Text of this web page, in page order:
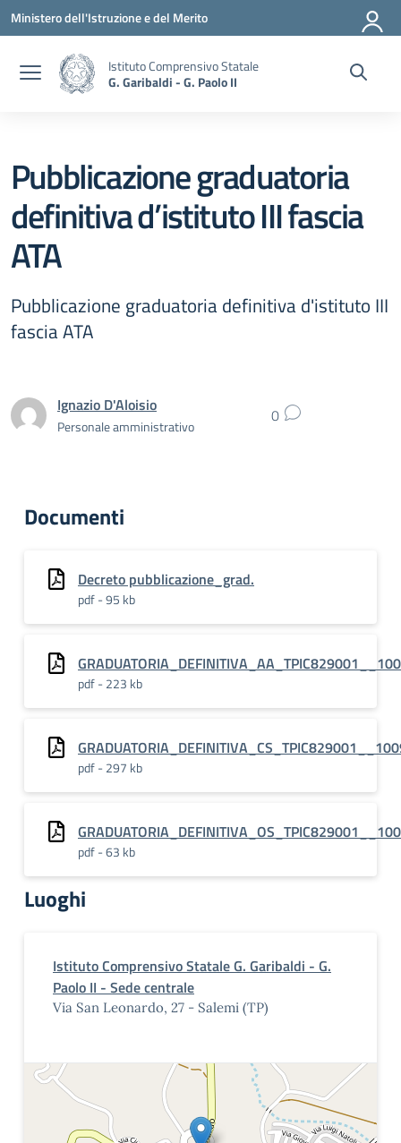
Vai ai contenuti
Vai al menu di navigazione
Vai al footer
Ministero dell'Istruzione e del Merito
Istituto Comprensivo Statale
G. Garibaldi - G. Paolo II
Pubblicazione graduatoria
definitiva d’istituto III fascia
ATA
Pubblicazione graduatoria definitiva d'istituto III
fascia ATA
Ignazio D'Aloisio
Personale amministrativo 0
Documenti
Decreto pubblicazione_grad.
pdf - 95 kb
pdf - 223 kb
pdf - 297 kb
pdf - 63 kb
Luoghi
Istituto Comprensivo Statale G. Garibaldi - G.
Paolo II - Sede centrale
Via San Leonardo, 27 - Salemi (TP)